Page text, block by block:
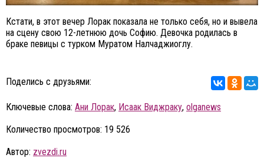
Кстати, в этот вечер Лорак показала не только себя, но и вывела
на сцену свою 12-летнюю дочь Софию. Девочка родилась в
браке певицы с турком Муратом Налчаджиоглу.
Поделись с друзьями:
Ключевые слова: Ани Лорак, Исаак Виджраку, olganews
Количество просмотров: 19 526
Автор: zvezdi.ru